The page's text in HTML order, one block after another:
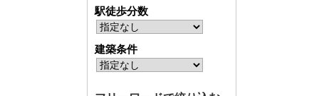
駅徒歩分数
建築条件